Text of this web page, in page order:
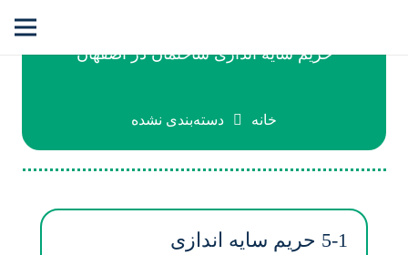
حریم سایه اندازی ساختمان در اصفهان
خانه دسته‌بندی نشده
5-1 حریم سایه اندازی